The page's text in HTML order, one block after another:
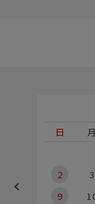
日
月
2
3
9